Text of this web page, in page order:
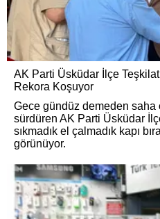
AK Parti Üsküdar İlçe
Rekora Koşuyor
Gece gündüz demeden saha
sürdüren AK Parti Üsküdar
sıkmadık el çalmadık kapı
görünüyor.